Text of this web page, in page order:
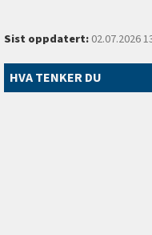
Sist oppdatert:02.07.2026
HVA TENKER DU